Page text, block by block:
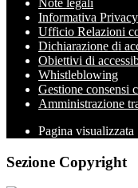
Note legali
Informativa Privacy
Ufficio Relazioni
Dichiarazione di
Obiettivi di
Whistleblowing
Gestione consensi
Amministrazione
Pagina visualizzata
Sezione Copyright